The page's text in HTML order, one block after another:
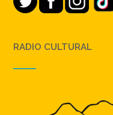
RADIO CULTURAL